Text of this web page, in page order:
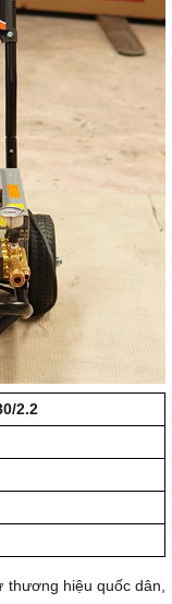
2.2
thương hiệu quốc dân,